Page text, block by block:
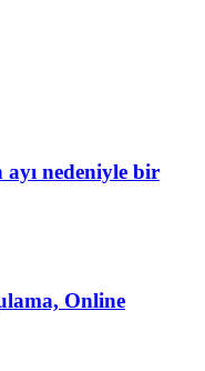
ayı nedeniyle bir
Online